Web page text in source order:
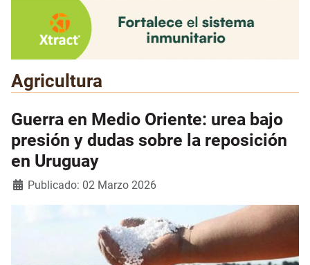
Agricultura
Guerra en Medio Oriente: urea bajo
presión y dudas sobre la reposición
en Uruguay
Detalles
Publicado: 02 Marzo 2026